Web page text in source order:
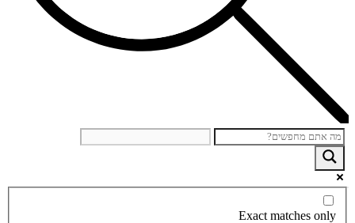
Exact matches only